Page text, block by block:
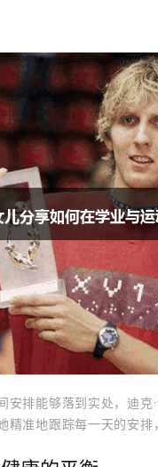
安排能够落到实处，迪
精准地跟踪每一天的安